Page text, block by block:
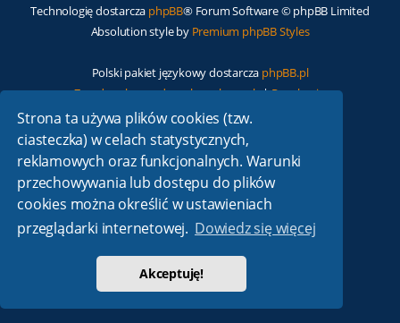
Strona ta używa plików cookies (tzw.
ciasteczka) w celach statystycznych,
reklamowych oraz funkcjonalnych. Warunki
przechowywania lub dostępu do plików
cookies można określić w ustawieniach
przeglądarki internetowej. Dowiedz się więcej
Akceptuję!
Technologię dostarcza phpBB® Forum Software © phpBB Limited
Absolution style by Premium phpBB Styles
Polski pakiet językowy dostarcza phpBB.pl
Zasady ochrony danych osobowych|Regulamin